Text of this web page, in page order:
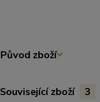
Původ zboží
Související zboží 3